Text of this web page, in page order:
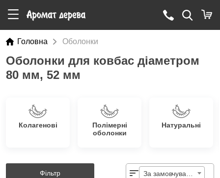
Головна Оболонки
Оболонки для ковбас діаметром
80 мм, 52 мм
Колагенові
Полімерні
оболонки
Натуральні
Фільтр